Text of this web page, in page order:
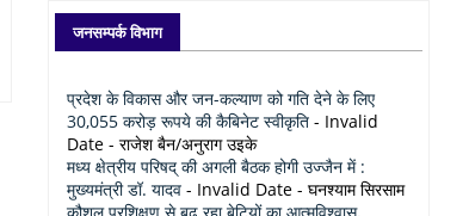
जनसम्पर्क विभाग
प्रदेश के विकास और जन-कल्याण को गति देने के लिए
30,055 करोड़ रूपये की कैबिनेट स्वीकृति - Invalid
Date - राजेश बैन/अनुराग उइके
मध्य क्षेत्रीय परिषद् की अगली बैठक होगी उज्जैन में :
मुख्यमंत्री डॉ. यादव - Invalid Date - घनश्याम सिरसाम